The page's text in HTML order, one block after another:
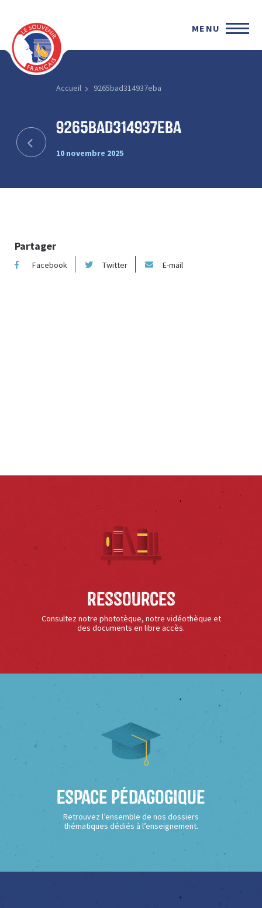
MENU
Accueil 9265bad314937eba
9265bad314937eba
10 novembre 2025
Partager
Facebook Twitter E-mail
Ressources
Consultez notre phototèque, notre vidéothèque et
des documents en libre accès.
Espace Pédagogique
Retrouvez l’ensemble de nos dossiers
thématiques dédiés à l’enseignement.